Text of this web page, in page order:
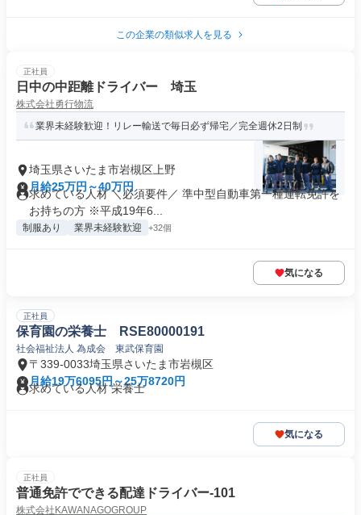
この企業の類似求人を見る
正社員
日中の中距離ドライバー 埼玉
株式会社勇行物流
業界未経験歓迎！リレー輸送で毎日必ず帰宅／完全週休2日制
埼玉県さいたま市岩槻区上野
月給25万円～40万円
求めている人材 ＼必須要件／ 準中型自動車第一種運転免許を
お持ちの方 ※平成19年6...
制服あり 業界未経験歓迎 +32個
気になる
正社員
保育園の栄養士 RSE80000191
社会福祉法人 為成会 東武保育園
〒339-0033埼玉県さいたま市岩槻区
月給19万6095円～25万8720円
求めている人材 栄養士
気になる
正社員
普通免許でできる配達ドライバー-101
株式会社KAWANAGOGROUP